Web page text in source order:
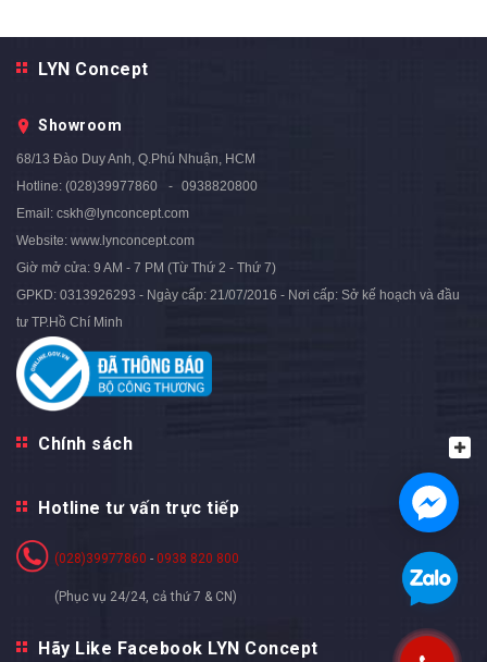
LYN Concept
Showroom
68/13 Đào Duy Anh, Q.Phú Nhuận, HCM
Hotline: (028)39977860
0938820800
Email: cskh@lynconcept.com
Website: www.lynconcept.com
Giờ mở cửa: 9 AM - 7 PM (Từ Thứ 2 - Thứ 7)
GPKD: 0313926293 - Ngày cấp: 21/07/2016 - Nơi cấp: Sở kế hoạch và đầu
tư TP.Hồ Chí Minh
Chính sách
Hotline tư vấn trực tiếp
(028)39977860 - 0938 820 800
(Phục vụ 24/24, cả thứ 7 & CN)
Hãy Like Facebook LYN Concept